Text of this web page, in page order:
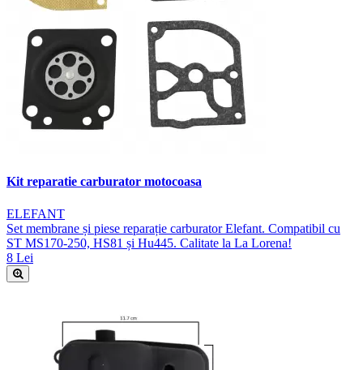
Kit reparatie carburator motocoasa
ELEFANT
Set membrane și piese reparație carburator Elefant. Compatibil cu
ST MS170-250, HS81 și Hu445. Calitate la La Lorena!
8 Lei